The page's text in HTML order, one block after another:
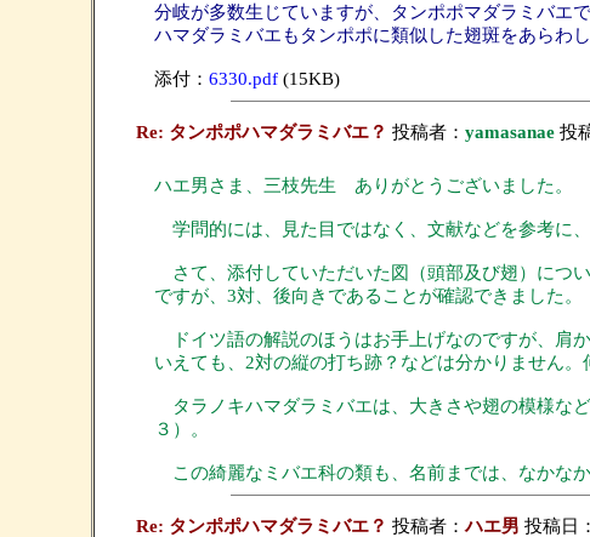
分岐が多数生じていますが、タンポポマダラミバエ
ハマダラミバエもタンポポに類似した翅斑をあらわ
添付： 6330.pdf(15KB)
Re: タンポポハマダラミバエ？ 投稿者： yamasanae投
ハエ男さま、三枝先生 ありがとうございました。
学問的には、見た目ではなく、文献などを参考に
さて、添付していただいた図（頭部及び翅）につ
ですが、3対、後向きであることが確認できました。
ドイツ語の解説のほうはお手上げなのですが、肩
いえても、2対の縦の打ち跡？などは分かりません
タラノキハマダラミバエは、大きさや翅の模様な
３）。
この綺麗なミバエ科の類も、名前までは、なかな
Re: タンポポハマダラミバエ？ 投稿者：ハエ男 投稿日